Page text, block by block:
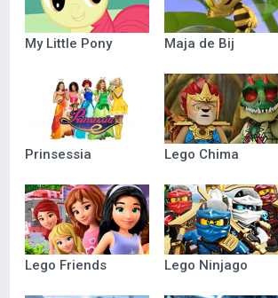
My Little Pony Maja de Bij
Prinsessia Lego Chima
Lego Friends Lego Ninjago